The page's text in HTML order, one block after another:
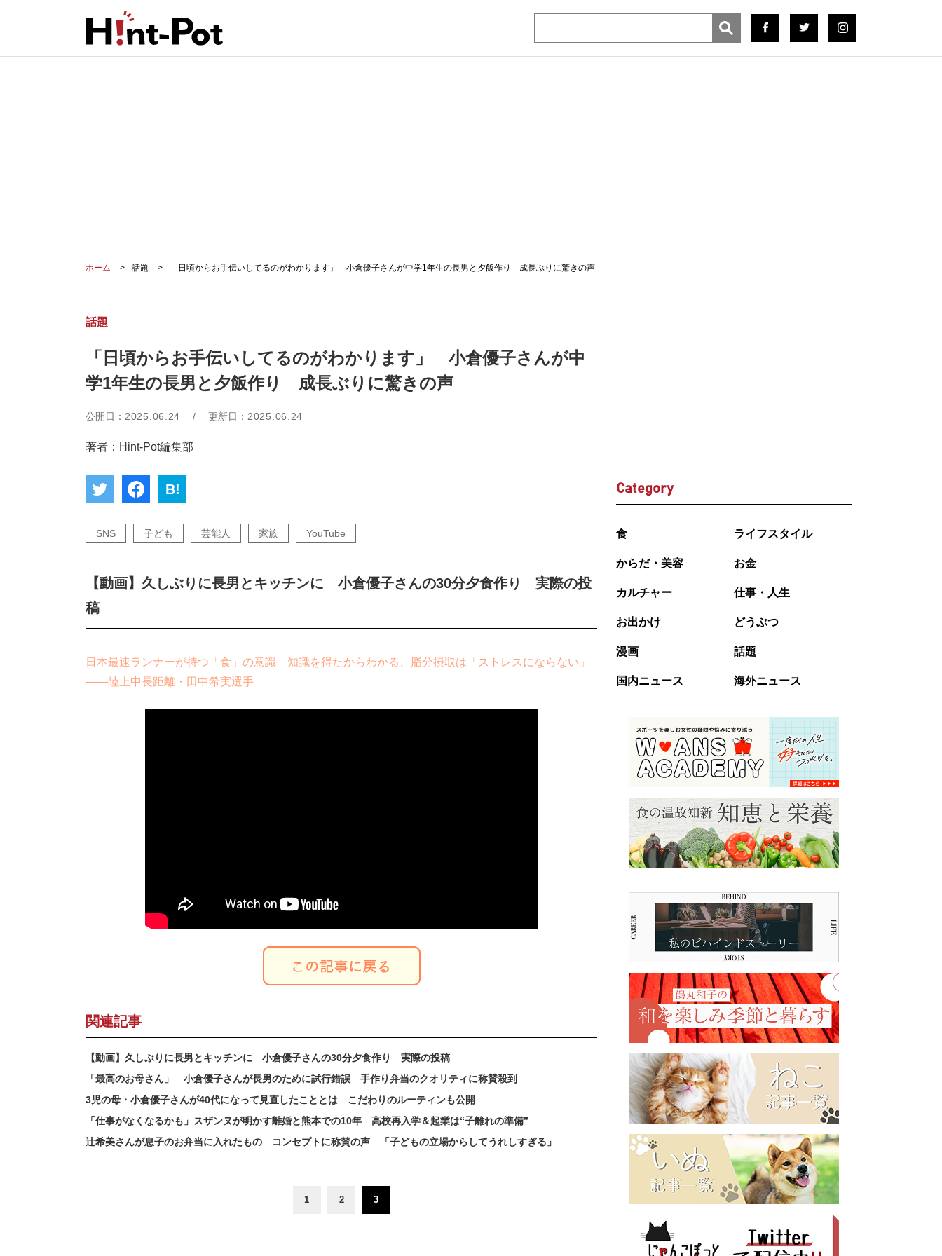
ホーム 話題 「日頃からお手伝いしてるのがわかります」 小倉優子さんが中学1年生の長男と夕飯作り 成長ぶりに驚きの声
話題
「日頃からお手伝いしてるのがわかります」 小倉優子さんが中
学1年生の長男と夕飯作り 成長ぶりに驚きの声
公開日： 2025.06.24 / 更新日： 2025.06.24
著者：Hint-Pot編集部
B!
SNS 子ども 芸能人 家族 YouTube
【動画】久しぶりに長男とキッチンに 小倉優子さんの30分夕食作り 実際の投
稿
日本最速ランナーが持つ「食」の意識 知識を得たからわかる、脂分摂取は「ストレスにならない」
――陸上中長距離・田中希実選手
関連記事
【動画】久しぶりに長男とキッチンに 小倉優子さんの30分夕食作り 実際の投稿
「最高のお母さん」 小倉優子さんが長男のために試行錯誤 手作り弁当のクオリティに称賛殺到
3児の母・小倉優子さんが40代になって見直したこととは こだわりのルーティンも公開
「仕事がなくなるかも」スザンヌが明かす離婚と熊本での10年 高校再入学＆起業は“子離れの準備”
辻希美さんが息子のお弁当に入れたもの コンセプトに称賛の声 「子どもの立場からしてうれしすぎる」
1 2 3
Category
食 ライフスタイル
からだ・美容 お金
カルチャー 仕事・人生
お出かけ どうぶつ
漫画 話題
国内ニュース 海外ニュース